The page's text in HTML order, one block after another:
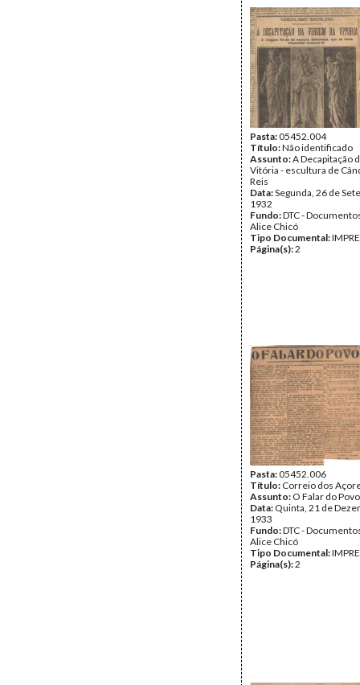
Pasta:05452.004
Título:Não identificado
Assunto:A Decapitação
Vitória - escultura de
Reis
Data:Segunda, 26 de
1932
Fundo:DTC -
Alice Chicó
Tipo Documental:
Página(s):2
Pasta:05452.006
Título: Correio dos
Assunto: O Falar do Povo
Data: Quinta, 21 de
1933
Fundo:DTC -
Alice Chicó
Tipo Documental:
Página(s):2